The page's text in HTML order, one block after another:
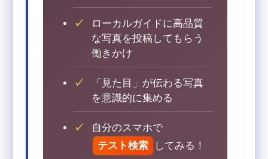
ローカルガイドに高品質
な写真を投稿してもらう
働きかけ
「見た目」が伝わる写真
を意識的に集める
自分のスマホで
テスト検索
してみる！